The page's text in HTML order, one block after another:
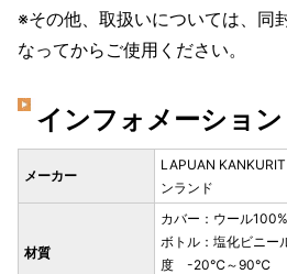
※その他、取扱いについては、同
なってからご使用ください。
インフォメーション
メーカー
LAPUAN
ンランド
材質
カバー：ウール100%
ボトル：塩化ビニー
度 -20℃～90℃